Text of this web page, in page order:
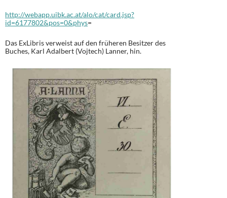
http://webapp.uibk.ac.at/alo/cat/card.jsp?
id=6177802&pos=0&phys=
Das ExLibris verweist auf den früheren Besitzer des
Buches, Karl Adalbert (Vojtech) Lanner, hin.